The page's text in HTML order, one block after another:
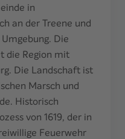
in
an der Treene und
Die
die Region mit
Die Landschaft ist
Marsch und
Historisch
von 1619, der in
Feuerwehr